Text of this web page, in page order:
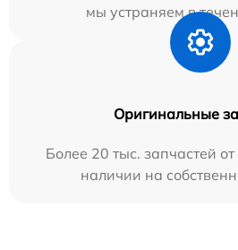
мы устраняем в
Оригинальные
Более 20 тыс. запчастей
наличии на